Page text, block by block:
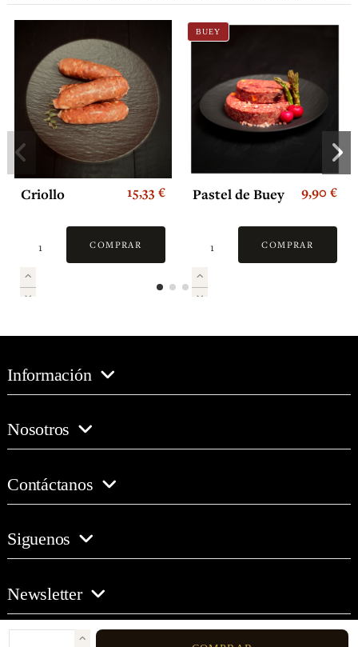
Criollo 15,33 €
COMPRAR
BUEY
Pastel de Buey 9,90 €
COMPRAR
Información
Nosotros
Contáctanos
Siguenos
Newsletter